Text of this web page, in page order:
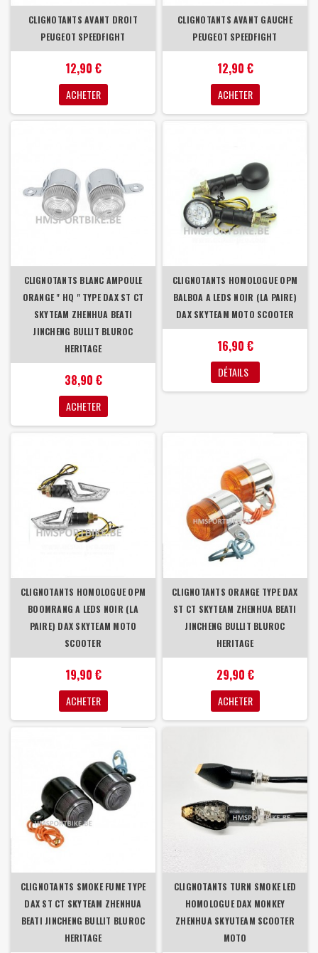
CLIGNOTANTS AVANT DROIT
PEUGEOT SPEEDFIGHT
12,90 €
ACHETER
CLIGNOTANTS AVANT GAUCHE
PEUGEOT SPEEDFIGHT
12,90 €
ACHETER
CLIGNOTANTS BLANC AMPOULE
ORANGE " HQ " TYPE DAX ST CT
SKYTEAM ZHENHUA BEATI
JINCHENG BULLIT BLUROC
HERITAGE
38,90 €
ACHETER
CLIGNOTANTS HOMOLOGUE OPM
BALBOA A LEDS NOIR (LA PAIRE)
DAX SKYTEAM MOTO SCOOTER
16,90 €
DÉTAILS
CLIGNOTANTS HOMOLOGUE OPM
BOOMRANG A LEDS NOIR (LA
PAIRE) DAX SKYTEAM MOTO
SCOOTER
19,90 €
ACHETER
CLIGNOTANTS ORANGE TYPE DAX
ST CT SKYTEAM ZHENHUA BEATI
JINCHENG BULLIT BLUROC
HERITAGE
29,90 €
ACHETER
CLIGNOTANTS SMOKE FUME TYPE
DAX ST CT SKYTEAM ZHENHUA
BEATI JINCHENG BULLIT BLUROC
HERITAGE
CLIGNOTANTS TURN SMOKE LED
HOMOLOGUE DAX MONKEY
ZHENHUA SKYUTEAM SCOOTER
MOTO